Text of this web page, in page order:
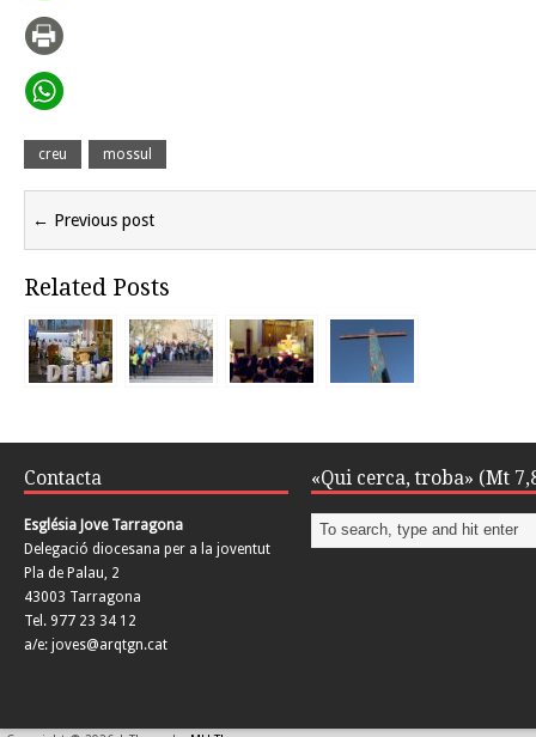
creu mossul
← Previous post
Related Posts
Contacta
Església Jove Tarragona
Delegació diocesana per a la joventut
Pla de Palau, 2
43003 Tarragona
Tel. 977 23 34 12
a/e: joves@arqtgn.cat
«Qui cerca, troba» (Mt